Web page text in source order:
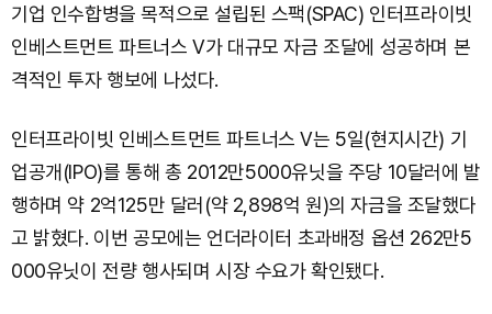
기업 인수합병을 목적으로 설립된 스팩(SPAC) 인터프라이빗
인베스트먼트 파트너스 V가 대규모 자금 조달에 성공하며 본
격적인 투자 행보에 나섰다.
인터프라이빗 인베스트먼트 파트너스 V는 5일(현지시간) 기
업공개(IPO)를 통해 총 2012만5000유닛을 주당 10달러에 발
행하며 약 2억125만 달러(약 2,898억 원)의 자금을 조달했다
고 밝혔다. 이번 공모에는 언더라이터 초과배정 옵션 262만5
000유닛이 전량 행사되며 시장 수요가 확인됐다.